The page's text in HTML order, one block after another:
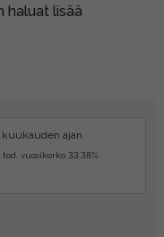
haluat lisää
ajan.
vuosikorko 33.38%.